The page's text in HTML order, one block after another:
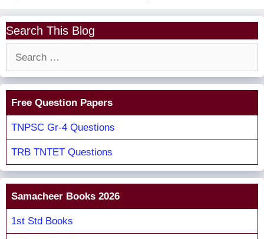
Search This Blog
Free Question Papers
TNPSC Gr-4 Questions
TRB TNTET Questions
Samacheer Books 2026
1st Std Books